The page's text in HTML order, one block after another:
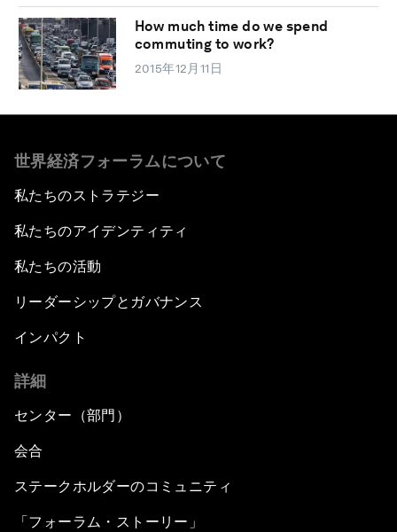
How much time do we spend
commuting to work?
2015年12月11日
世界経済フォーラムについて
私たちのストラテジー
私たちのアイデンティティ
私たちの活動
リーダーシップとガバナンス
インパクト
詳細
センター（部門）
会合
ステークホルダーのコミュニティ
「フォーラム・ストーリー」